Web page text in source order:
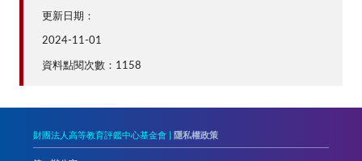
更新日期：
2024-11-01
資料點閱次數：1158
財團法人高等教育評鑑中心基金會 | 隱私權政策